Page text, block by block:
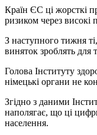
Країн ЄС ці жорсткі
ризиком через високі
З наступного тижня
виняток зроблять
Голова Інституту
німецькі органи не
Згідно з даними
наполягає, що ці
населення.